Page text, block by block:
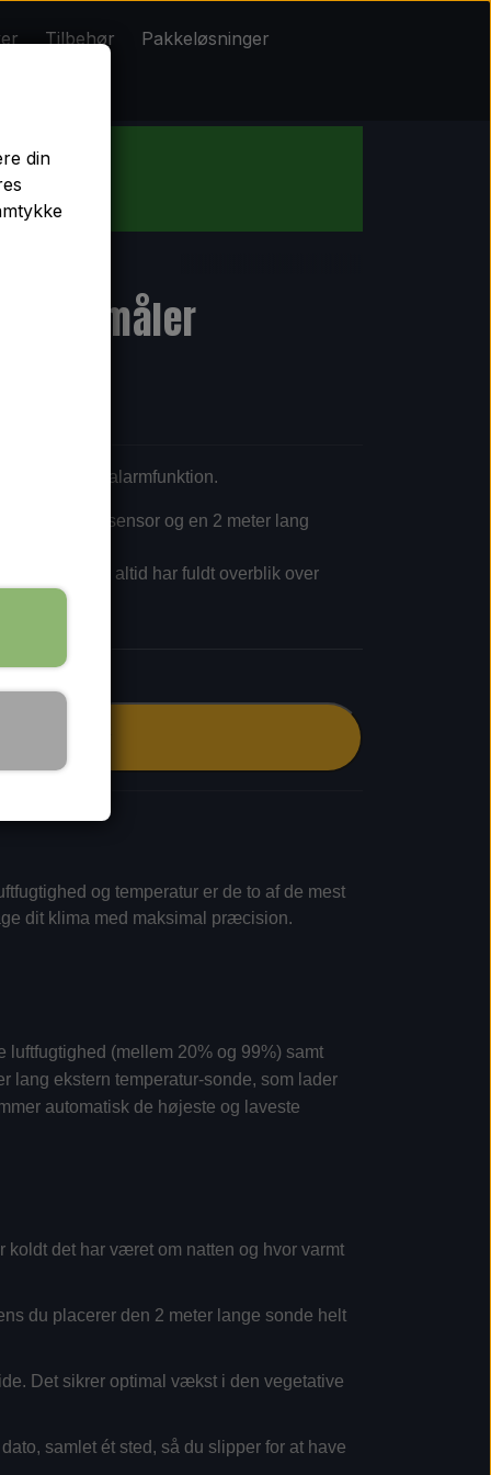
Tilbehør
Pakkeløsninger
kalender og alarmfunktion.
både intern sensor og en 2 meter lang
MIN), så du altid har fuldt overblik over
og temperatur er de to af de mest
dit klima med maksimal præcision.
(mellem 20% og 99%) samt
lang ekstern temperatur-sonde, som lader
automatisk de højeste og laveste
det har været om natten og hvor varmt
du placerer den 2 meter lange sonde helt
Det sikrer optimal vækst i den vegetative
samlet ét sted, så du slipper for at have
din